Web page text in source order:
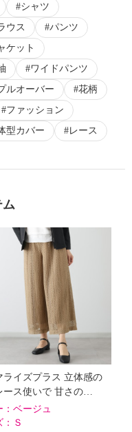
シャツ
ウス
パンツ
ケット
ワイドパンツ
ルオーバー
花柄
ファッション
型カバー レース
ライズプラス 立体感の
ース使いで 甘さの…
ベージュ
Ｓ